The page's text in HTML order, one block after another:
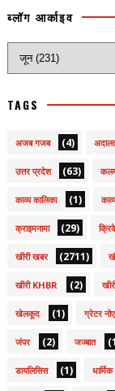
ब्लॉग आर्काइव
TAGS
अजब गजब (4)
उत्तर प्रदेश (63)
काव्य कालिका (1)
क्राइमनामा (29)
खीरी खबर (2711)
खीरी KHBR (2)
खेलकूद (1) ग्रेटर
जंपर (2) जज्बात
डायलिसिस (1) धार्मिक